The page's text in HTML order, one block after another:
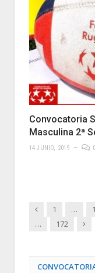
Convocatoria
Masculina 2ª
14 JUNIO, 2019 0
Anterior
1 …
…
172